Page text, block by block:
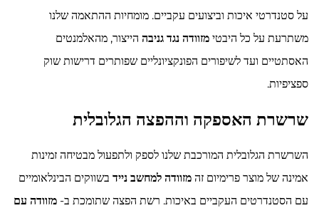
על סטנדרטי איכות וביצועים עקביים. מומחיות ההתאמה שלנו
משתרעת על כל היבטי מזוודה נגד גניבה הייצור, מהאלמנטים
האסתטיים ועד לשיפורים הפונקציונליים שפותרים דרישות שוק
ספציפיות.
שרשרת האספקה וההפצה הגלובלית
השרשרת הגלובלית המורכבת שלנו לספק ולתפעול מבטיחה זמינות
אמינה של מוצר פרימיום זה מזוודה למחשב נייד בשווקים הבינלאומיים
עם הסטנדרטים העקביים באיכות. רשת הפצה שתומכת ב- מזוודה עם